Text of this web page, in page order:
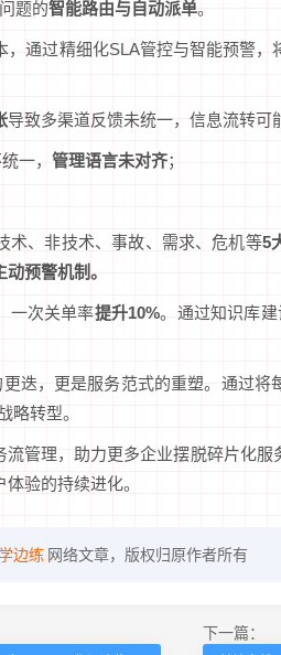
题的智能路由与自动派单。
，通过精细化SLA管控与智能预警，
导致多渠道反馈未统一，信息流转可
一， 管理语言未对齐；
术、非技术、事故、需求、危机等5
预警机制。
一次关单率提升10%。通过知识库
迭，更是服务范式的重塑。通过
略转型。
管理，助力更多企业摆脱碎片化服
验的持续进化。
边练 网络文章，版权归原作者所有
下一篇：